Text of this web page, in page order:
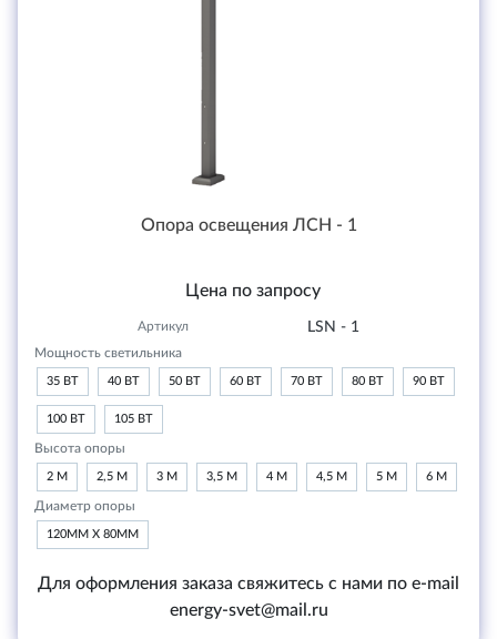
Опора освещения ЛСН - 1
Цена по запросу
Артикул LSN - 1
Мощность светильника
35 ВТ 40 ВТ 50 ВТ 60 ВТ 70 ВТ 80 ВТ 90 ВТ
100 ВТ 105 ВТ
Высота опоры
2 М 2,5 М 3 М 3,5 М 4 М 4,5 М 5 М 6 М
Диаметр опоры
120ММ Х 80ММ
Для оформления заказа свяжитесь с нами по e-mail
energy-svet@mail.ru